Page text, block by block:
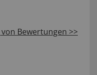
Bewertungen >>